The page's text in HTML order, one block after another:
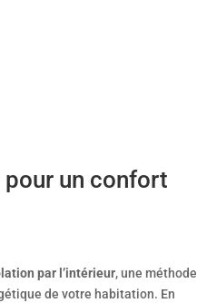
pour un confort
par l’intérieur, une méthode
de votre habitation. En